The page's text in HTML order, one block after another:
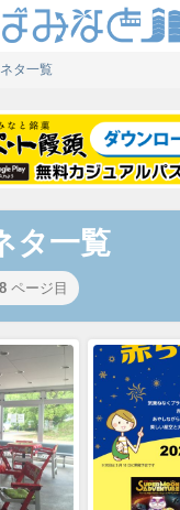
タ一覧
タ一覧
ページ目